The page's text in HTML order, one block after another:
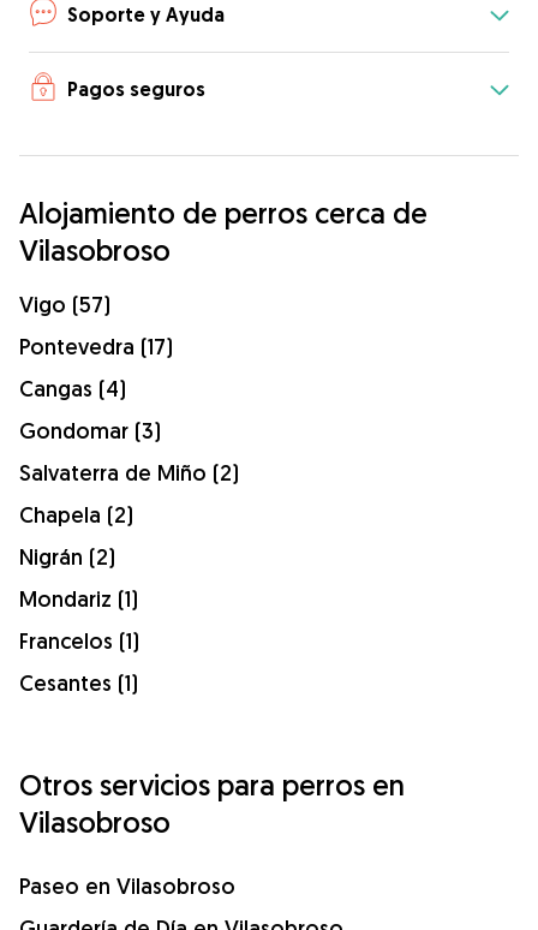
Soporte y Ayuda
Pagos seguros
Alojamiento de perros cerca de
Vilasobroso
Vigo (57)
Pontevedra (17)
Cangas (4)
Gondomar (3)
Salvaterra de Miño (2)
Chapela (2)
Nigrán (2)
Mondariz (1)
Francelos (1)
Cesantes (1)
Otros servicios para perros en
Vilasobroso
Paseo en Vilasobroso